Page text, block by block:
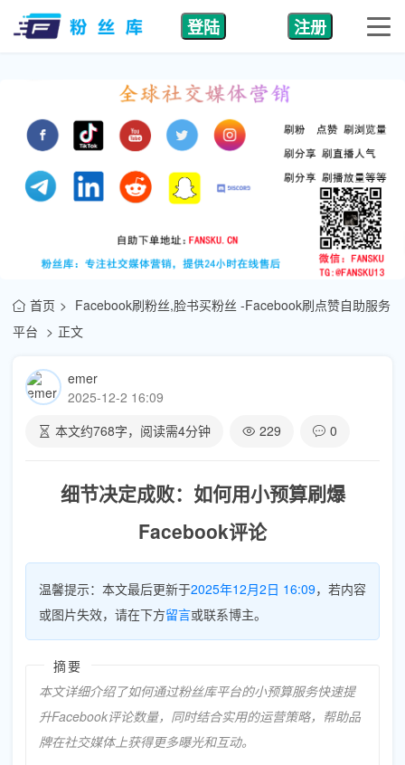
登陆 注册
首页
Facebook刷粉丝,脸书买粉丝 -Facebook刷点赞自助服务
平台
正文
emer
2025-12-2 16:09
本文约768字，阅读需4分钟 229 0
细节决定成败：如何用小预算刷爆
Facebook评论
温馨提示：本文最后更新于2025年12月2日 16:09，若内容
或图片失效，请在下方留言或联系博主。
摘要
本文详细介绍了如何通过粉丝库平台的小预算服务快速提
升Facebook评论数量，同时结合实用的运营策略，帮助品
牌在社交媒体上获得更多曝光和互动。